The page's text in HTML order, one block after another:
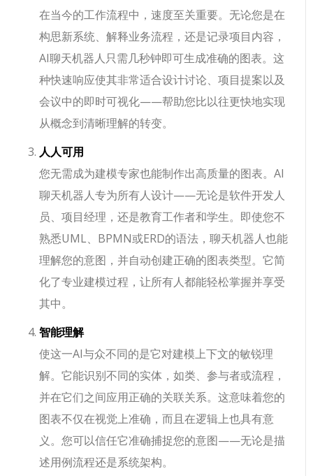
在当今的工作流程中，速度至关重要。无论您是在
构思新系统、解释业务流程，还是记录项目内容，
AI聊天机器人只需几秒钟即可生成准确的图表。这
种快速响应使其非常适合设计讨论、项目提案以及
会议中的即时可视化——帮助您比以往更快地实现
从概念到清晰理解的转变。
人人可用
您无需成为建模专家也能制作出高质量的图表。AI
聊天机器人专为所有人设计——无论是软件开发人
员、项目经理，还是教育工作者和学生。即使您不
熟悉UML、BPMN或ERD的语法，聊天机器人也能
理解您的意图，并自动创建正确的图表类型。它简
化了专业建模过程，让所有人都能轻松掌握并享受
其中。
智能理解
使这一AI与众不同的是它对建模上下文的敏锐理
解。它能识别不同的实体，如类、参与者或流程，
并在它们之间应用正确的关联关系。这意味着您的
图表不仅在视觉上准确，而且在逻辑上也具有意
义。您可以信任它准确捕捉您的意图——无论是描
述用例流程还是系统架构。